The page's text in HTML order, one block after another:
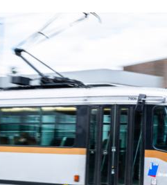
"Berchem-Sainte-Agathe: